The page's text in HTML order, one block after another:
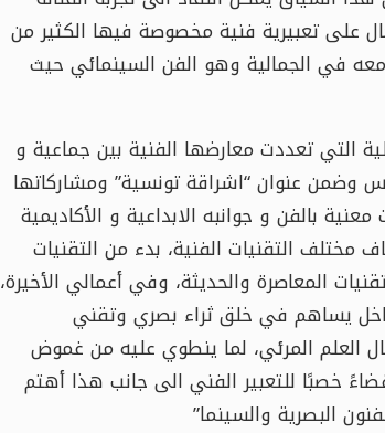
على تعبيرية فنية مخصوصة فيها الكثير من
في الجمالية وهو الفن السينمائي حيث
التي تعددت معارضها الفنية بين جماعية و
وضمن عنوان “اشراقة تونسية” ومشاركاتها
بالفن و جوانبه الابداعية و الأكاديمية
مختلف التقنيات الفنية، بدء من التقنيات
المعاصرة والحديثة، وفي أعمالي الأخيرة،
يساهم في خلق ثراء بصري وتقني
المرئي، لما ينطوي عليه من غموض
خصبًا للتعبير الفني الى جانب هذا أهتم
البصرية والسينما”